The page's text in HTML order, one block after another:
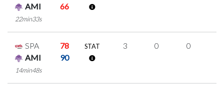
AMI
66
22min33s
SPA
78
AMI
90
14min48s
STAT 3 0 0